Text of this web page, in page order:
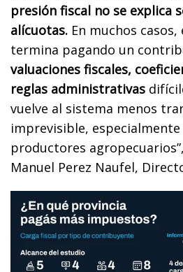
presión fiscal no se explica
alícuotas. En muchos
termina pagando un
valuaciones fiscales,
reglas administrativas
vuelve al sistema menos
imprevisible,
productores
Manuel Perez Naufel,